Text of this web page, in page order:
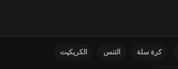
كرة سلة التنس الكريكيت